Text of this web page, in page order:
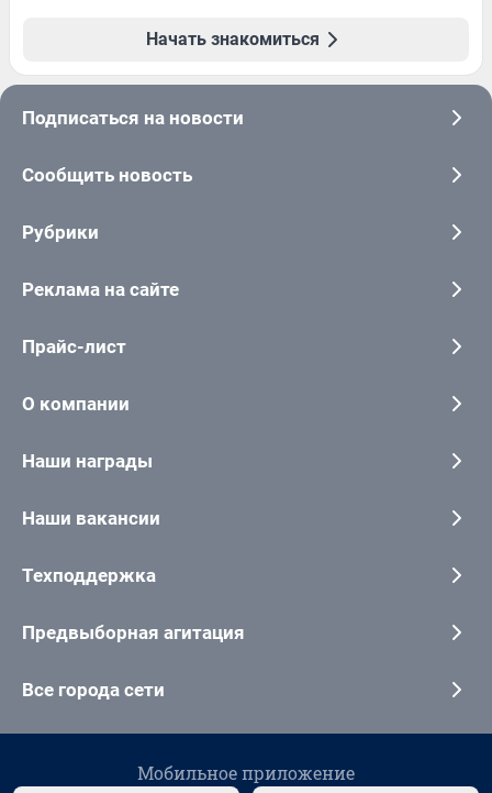
Начать знакомиться
Подписаться на новости
Сообщить новость
Рубрики
Реклама на сайте
Прайс-лист
О компании
Наши награды
Наши вакансии
Техподдержка
Предвыборная агитация
Все города сети
Мобильное приложение